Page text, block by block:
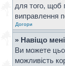
для того, щоб
виправлення
Догори
» Навіщо
Ви можете
можливість